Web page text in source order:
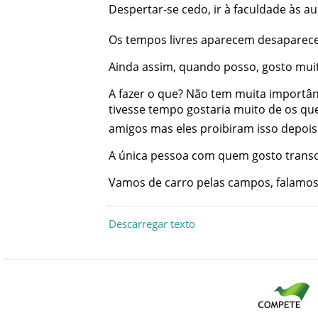
Despertar-se cedo, irà faculdadeàs
Os tempos livres aparecem
Ainda assim, quando posso, gosto
Afazer o que? Não tem muita
tivessetempo gostaria muito de os
amigos mas eles proibiram isso depois
A única pessoa com quem gosto
Vamos de carro pelas campos, falamos
Descarregar texto